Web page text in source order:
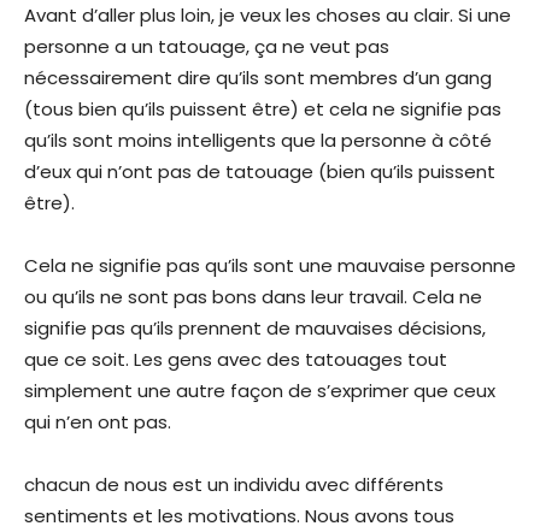
Avant d’aller plus loin, je veux les choses au clair. Si une
personne a un tatouage, ça ne veut pas
nécessairement dire qu’ils sont membres d’un gang
(tous bien qu’ils puissent être) et cela ne signifie pas
qu’ils sont moins intelligents que la personne à côté
d’eux qui n’ont pas de tatouage (bien qu’ils puissent
être).
Cela ne signifie pas qu’ils sont une mauvaise personne
ou qu’ils ne sont pas bons dans leur travail. Cela ne
signifie pas qu’ils prennent de mauvaises décisions,
que ce soit. Les gens avec des tatouages tout
simplement une autre façon de s’exprimer que ceux
qui n’en ont pas.
chacun de nous est un individu avec différents
sentiments et les motivations. Nous avons tous